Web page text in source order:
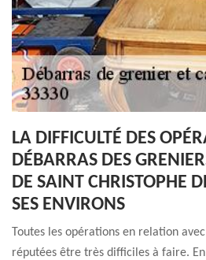
LA DIFFICULTÉ DES
DÉBARRAS DES
DE SAINT CHRISTOPHE
SES ENVIRONS
Toutes les opérations en relation
réputées être très difficiles à faire.